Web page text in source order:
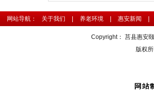
网站导航： 关于我们 养老环境 惠安新闻
Copyright： 莒县惠安
版权